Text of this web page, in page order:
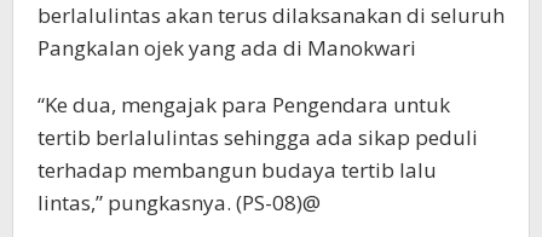
berlalulintas akan terus dilaksanakan di seluruh
Pangkalan ojek yang ada di Manokwari
“Ke dua, mengajak para Pengendara untuk
tertib berlalulintas sehingga ada sikap peduli
terhadap membangun budaya tertib lalu
lintas,” pungkasnya. (PS-08)@